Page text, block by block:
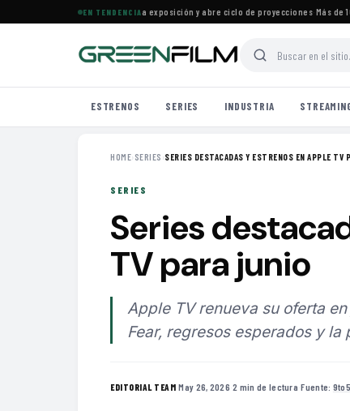
EN TENDENCIA
Francés en Maracaibo cierra exposición y abre ciclo de proyecciones·Más de 160
ESTRENOS SERIES INDUSTRIA
HOME› SERIES ›SERIES DESTACADAS Y ESTRENOS EN APPLE TV
SERIES
Series
TV para junio
Apple TV renueva su oferta
Fear, regresos esperados y
EDITORIAL TEAM·May 26, 2026·2 min de lectura·Fuente: